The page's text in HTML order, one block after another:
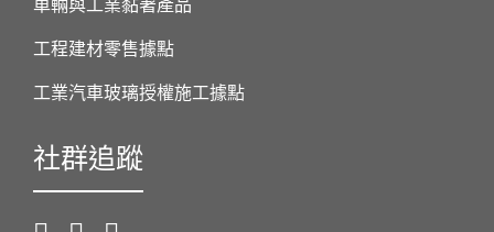
車輛與工業黏著產品
工程建材零售據點
工業汽車玻璃授權施工據點
社群追蹤